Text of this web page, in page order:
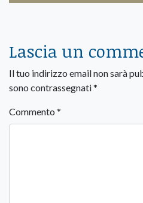
Lascia un
Il tuo indirizzo email non sarà
sono contrassegnati*
Commento *